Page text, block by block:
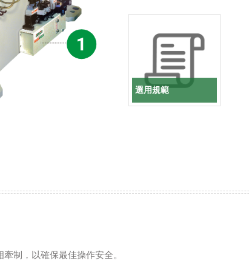
1
選用規範
制，以確保最佳操作安全。